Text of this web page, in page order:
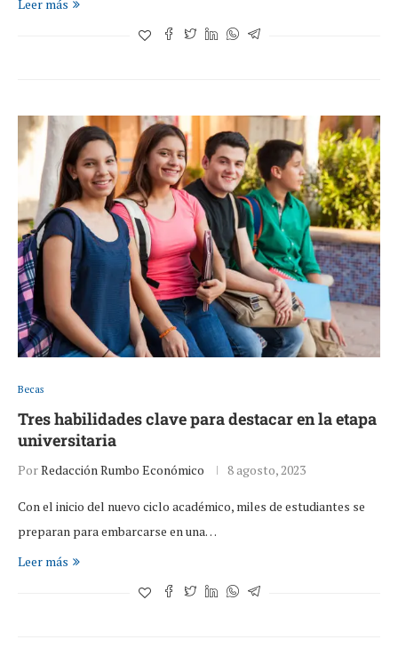
Leer más
Becas
Tres habilidades clave para destacar en la etapa
universitaria
PorRedacción Rumbo Económico 8 agosto, 2023
Con el inicio del nuevo ciclo académico, miles de estudiantes se
preparan para embarcarse en una…
Leer más